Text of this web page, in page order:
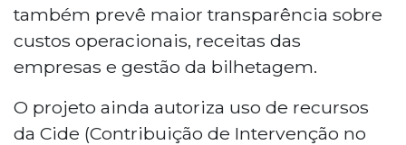
também prevê maior transparência sobre
custos operacionais, receitas das
empresas e gestão da bilhetagem.
O projeto ainda autoriza uso de recursos
da Cide (Contribuição de Intervenção no